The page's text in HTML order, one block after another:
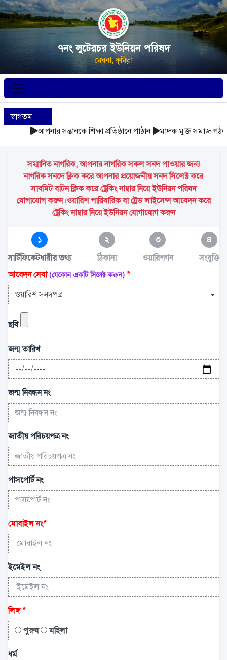
৭নং লুটেরচর ইউনিয়ন পরিষদ
মেঘনা, কুমিল্লা
স্বাগতম
আপনার সন্তানকে শিক্ষা প্রতিষ্ঠানে পাঠান
মাদক মুক্ত সমাজ গঠন
সম্মানিত নাগরিক, আপনার নাগরিক সকল সনদ পাওয়ার জন্য
নাগরিক সনদে ক্লিক করে আপনার প্রয়োজনীয় সনদ সিলেক্ট করে
সাবমিট বাটন ক্লিক করে ট্রেকিং নাম্বার নিয়ে ইউনিয়ন পরিষদ
যোগাযোগ করুন।ওয়ারিশ পারিবারিক বা ট্রেড লাইসেন্স আবেদন করে
ট্রেকিং নাম্বার নিয়ে ইউনিয়ন যোগাযোগ করুন
১
সার্টিফিকেটধারীর তথ্য
২
ঠিকানা
৩
ওয়ারিশগন
৪
সংযুক্তি
আবেদন সেবা(যেকোন একটি সিলেক্ট করুন) *
ওয়ারিশ সনদপত্র
ছবি
জন্ম তারিখ
জন্ম নিবন্ধন নং
জাতীয় পরিচয়পত্র নং
পাসপোর্ট নং
মোবাইল নং*
ইমেইল নং
লিঙ্গ*
পুরুষ
মহিলা
ধর্ম